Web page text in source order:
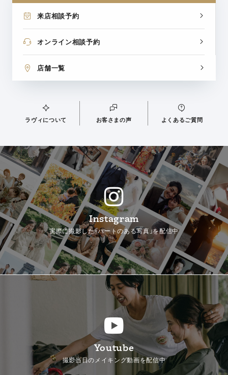
来店相談予約
オンライン相談予約
店舗一覧
ラヴィについて お客さまの声 よくあるご質問
Instagram
実際に撮影した「ハートのある写真」を配信中
Youtube
撮影当日のメイキング動画を配信中